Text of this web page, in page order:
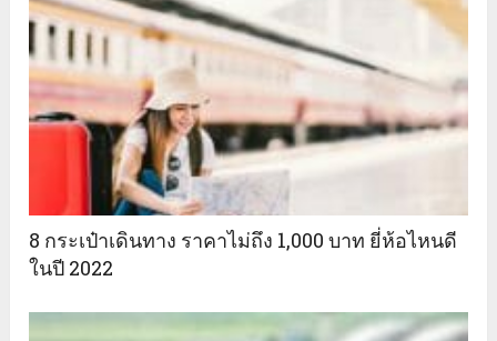
8 กระเป๋าเดินทาง ราคาไม่ถึง 1,000 บาท ยี่ห้อไหนดี
ในปี 2022